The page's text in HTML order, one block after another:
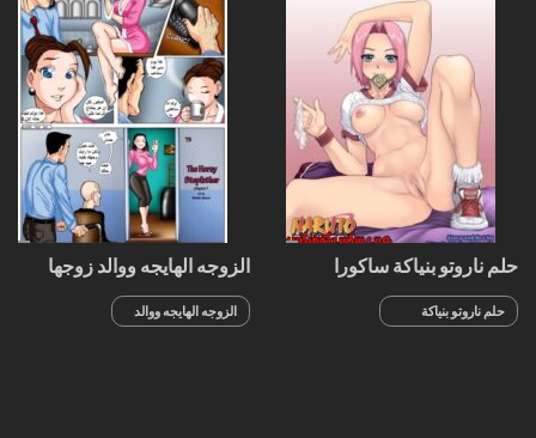
حلم ناروتو بنياكة ساكورا
حلم ناروتو بنياكة
ساكورا
الزوجه الهايجه ووالد زوجها
الزوجه الهايجه ووالد
زوجها